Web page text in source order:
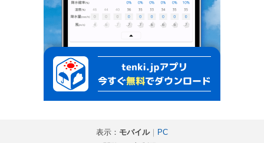
表示： モバイル｜
PC